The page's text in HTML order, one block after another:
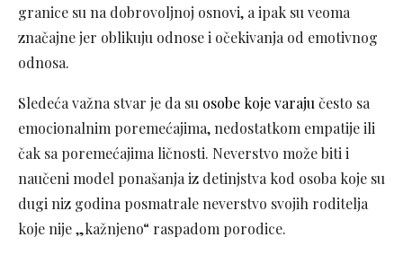
granice su na dobrovoljnoj osnovi, a ipak su veoma
značajne jer oblikuju odnose i očekivanja od emotivnog
odnosa.
Sledeća važna stvar je da su osobe koje varaju često sa
emocionalnim poremećajima, nedostatkom empatije ili
čak sa poremećajima ličnosti. Neverstvo može biti i
naučeni model ponašanja iz detinjstva kod osoba koje su
dugi niz godina posmatrale neverstvo svojih roditelja
koje nije „kažnjeno“ raspadom porodice.